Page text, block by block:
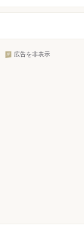
広告を非表示